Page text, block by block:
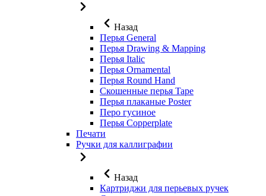
Назад
Перья General
Перья Drawing & Mapping
Перья Italic
Перья Ornamental
Перья Round Hand
Скошенные перья Tape
Перья плаканые Poster
Перо гусиное
Перья Copperplate
Печати
Ручки для каллиграфии
Назад
Картриджи для перьевых ручек